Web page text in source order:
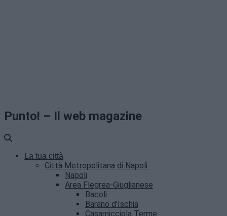
Punto! – Il web magazine
La tua città
Città Metropolitana di Napoli
Napoli
Area Flegrea-Giuglianese
Bacoli
Barano d’Ischia
Casamicciola Terme